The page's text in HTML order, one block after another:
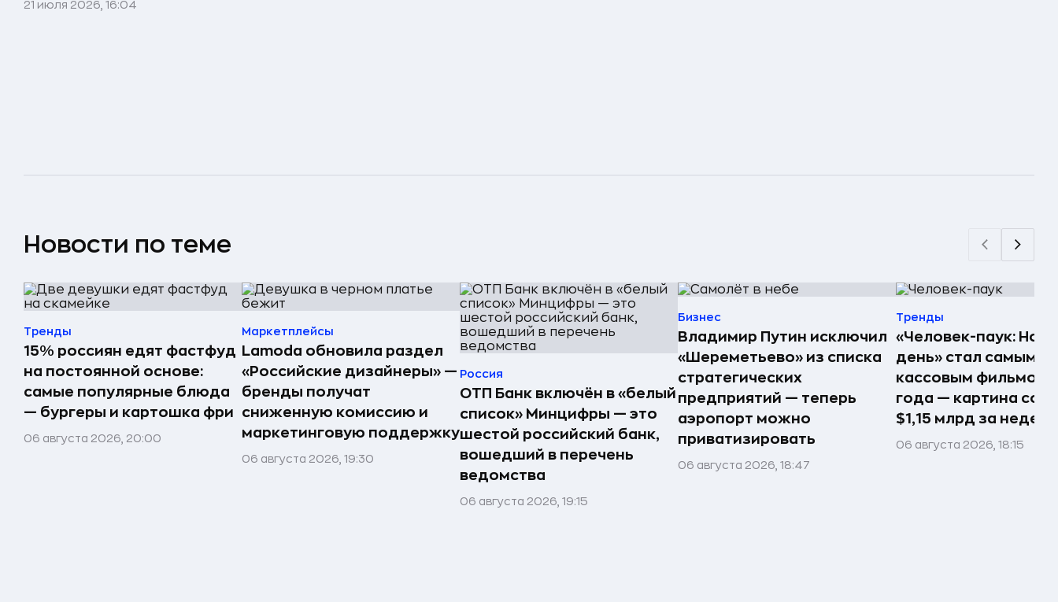
21 июля 2026, 16:04
Новости по теме
Тренды
15% россиян едят фастфуд
на постоянной основе:
самые популярные блюда
— бургеры и картошка фри
06 августа 2026, 20:00
Маркетплейсы
Lamoda обновила раздел
«Российские дизайнеры» —
бренды получат
сниженную комиссию и
маркетинговую поддержку
06 августа 2026, 19:30
Россия
ОТП Банк включён в «белый
список» Минцифры — это
шестой российский банк,
вошедший в перечень
ведомства
06 августа 2026, 19:15
Бизнес
Владимир Путин исключил
«Шереметьево» из списка
стратегических
предприятий — теперь
аэропорт можно
приватизировать
06 августа 2026, 18:47
Тренды
«Человек-паук:
день» стал самым
кассовым фильмом
года — картина
$1,15 млрд за
06 августа 2026, 18:15